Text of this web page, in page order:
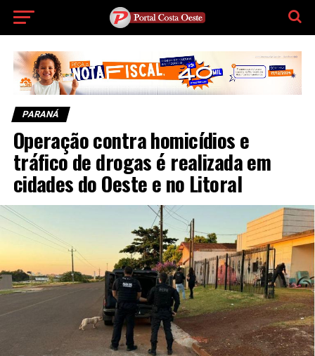
PARANÁ
Operação contra homicídios e
tráfico de drogas é realizada em
cidades do Oeste e no Litoral